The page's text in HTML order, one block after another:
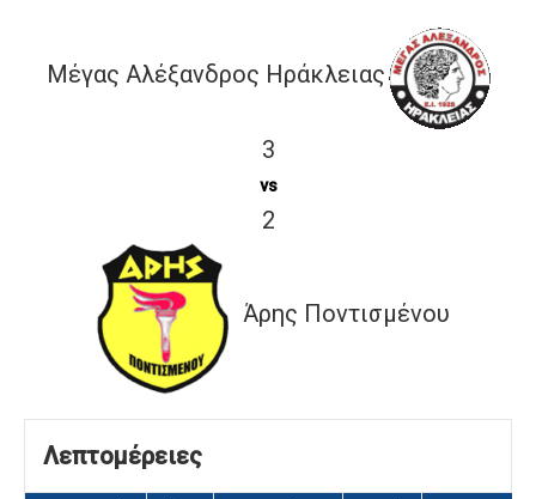
Μέγας Αλέξανδρος Ηράκλειας
3
vs
2
Άρης Ποντισμένου
Λεπτομέρειες